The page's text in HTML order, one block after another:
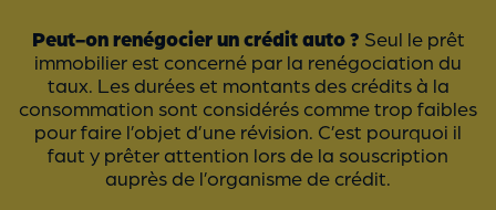
Peut-on renégocier un crédit auto ? Seul le prêt
immobilier est concerné par la renégociation du
taux. Les durées et montants des crédits à la
consommation sont considérés comme trop faibles
pour faire l’objet d’une révision. C’est pourquoi il
faut y prêter attention lors de la souscription
auprès de l’organisme de crédit.